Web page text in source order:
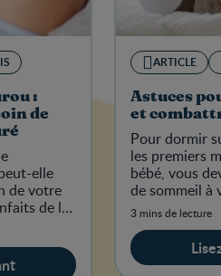
:
de
elle
de votre
de la
ARTICLE
Astuces
et
Pour dormir
les premiers
bébé, vous
de sommeil à
habitudes et
3 mins de lecture